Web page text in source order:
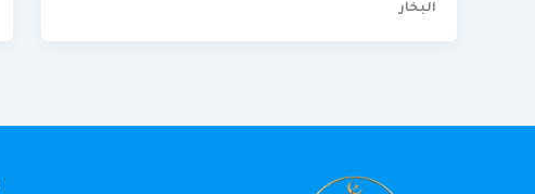
البخار